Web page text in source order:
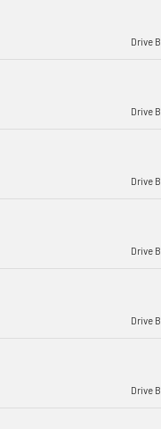
Drive
Drive
Drive
Drive
Drive
Drive